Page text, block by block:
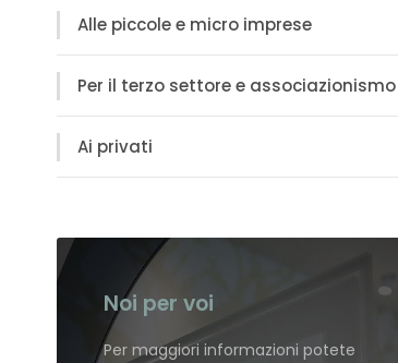
Alle piccole e micro imprese
Per il terzo settore e associazionismo
Ai privati
Noi per voi
Per maggiori informazioni potete